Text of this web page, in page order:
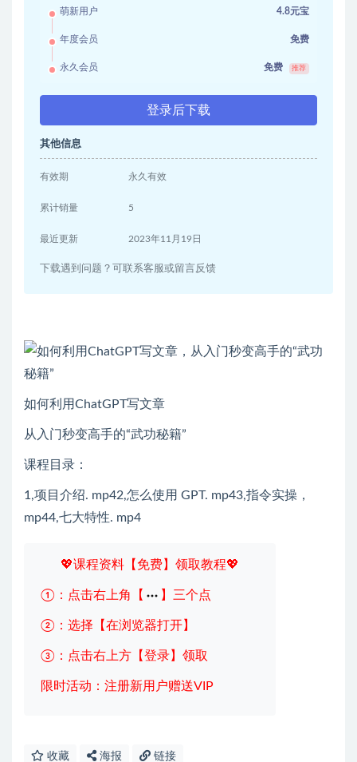
萌新用户 4.8元宝
年度会员 免费
永久会员 免费 推荐
登录后下载
其他信息
有效期 永久有效
累计销量 5
最近更新 2023年11月19日
下载遇到问题？可联系客服或留言反馈
如何利用ChatGPT写文章
从入门秒变高手的“武功秘籍”
课程目录：
1,项目介绍. mp42,怎么使用 GPT. mp43,指令实操，
mp44,七大特性. mp4
💖课程资料【免费】领取教程💖
①：点击右上角【 】三个点
②：选择【在浏览器打开】
③：点击右上方【登录】领取
限时活动：注册新用户赠送VIP
收藏 海报 链接